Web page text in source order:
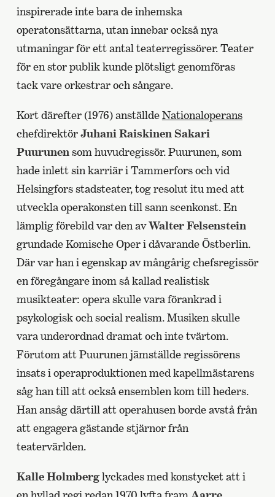
inspirerade inte bara de inhemska
operatonsättarna, utan innebar också nya
utmaningar för ett antal teaterregissörer. Teater
för en stor publik kunde plötsligt genomföras
tack vare orkestrar och sångare.
Kort därefter (1976) anställdeNationaloperans
chefdirektörJuhani Raiskinen Sakari
Puurunen som huvudregissör. Puurunen, som
hade inlett sin karriär i Tammerfors och vid
Helsingfors stadsteater, tog resolut itu med att
utveckla operakonsten till sann scenkonst. En
lämplig förebild var den avWalter Felsenstein
grundade Komische Oper i dåvarande Östberlin.
Där var han i egenskap av mångårig chefsregissör
en föregångare inom så kallad realistisk
musikteater: opera skulle vara förankrad i
psykologisk och social realism. Musiken skulle
vara underordnad dramat och inte tvärtom.
Förutom att Puurunen jämställde regissörens
insats i operaproduktionen med kapellmästarens
såg han till att också ensemblen kom till heders.
Han ansåg därtill att operahusen borde avstå från
att engagera gästande stjärnor från
teatervärlden.
Kalle Holmberglyckades med konstycket att i